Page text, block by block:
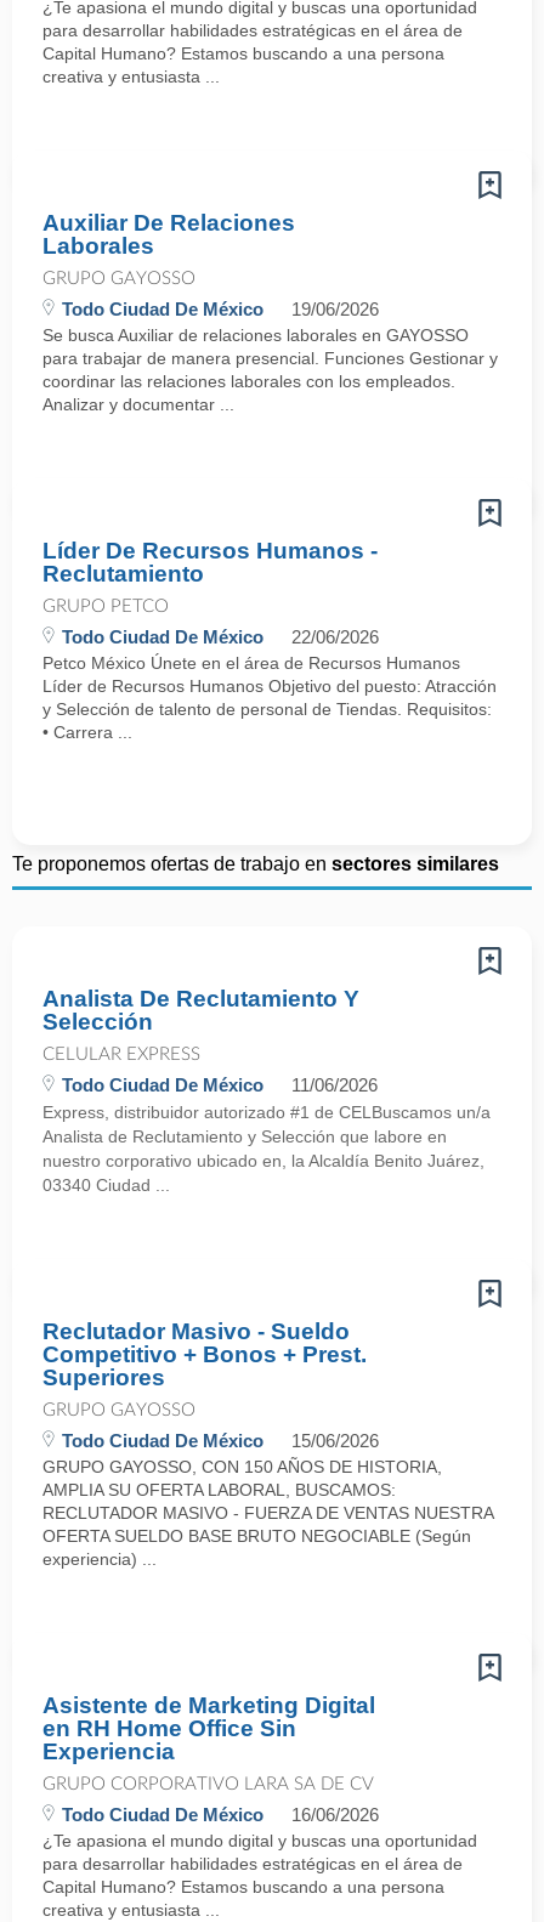
¿Te apasiona el mundo digital y buscas una oportunidad
para desarrollar habilidades estratégicas en el área de
Capital Humano? Estamos buscando a una persona
creativa y entusiasta ...
Auxiliar De Relaciones
Laborales
GRUPO GAYOSSO
Todo Ciudad De México 19/06/2026
Se busca Auxiliar de relaciones laborales en GAYOSSO
para trabajar de manera presencial. Funciones Gestionar y
coordinar las relaciones laborales con los empleados.
Analizar y documentar ...
Líder De Recursos Humanos -
Reclutamiento
GRUPO PETCO
Todo Ciudad De México 22/06/2026
Petco México Únete en el área de Recursos Humanos
Líder de Recursos Humanos Objetivo del puesto: Atracción
y Selección de talento de personal de Tiendas. Requisitos:
• Carrera ...
Te proponemos ofertas de trabajo en sectores similares
Analista De Reclutamiento Y
Selección
CELULAR EXPRESS
Todo Ciudad De México 11/06/2026
Express, distribuidor autorizado #1 de CELBuscamos un/a
Analista de Reclutamiento y Selección que labore en
nuestro corporativo ubicado en, la Alcaldía Benito Juárez,
03340 Ciudad ...
Reclutador Masivo - Sueldo
Competitivo + Bonos + Prest.
Superiores
GRUPO GAYOSSO
Todo Ciudad De México 15/06/2026
GRUPO GAYOSSO, CON 150 AÑOS DE HISTORIA,
AMPLIA SU OFERTA LABORAL, BUSCAMOS:
RECLUTADOR MASIVO - FUERZA DE VENTAS NUESTRA
OFERTA SUELDO BASE BRUTO NEGOCIABLE (Según
experiencia) ...
Asistente de Marketing Digital
en RH Home Office Sin
Experiencia
GRUPO CORPORATIVO LARA SA DE CV
Todo Ciudad De México 16/06/2026
¿Te apasiona el mundo digital y buscas una oportunidad
para desarrollar habilidades estratégicas en el área de
Capital Humano? Estamos buscando a una persona
creativa y entusiasta ...